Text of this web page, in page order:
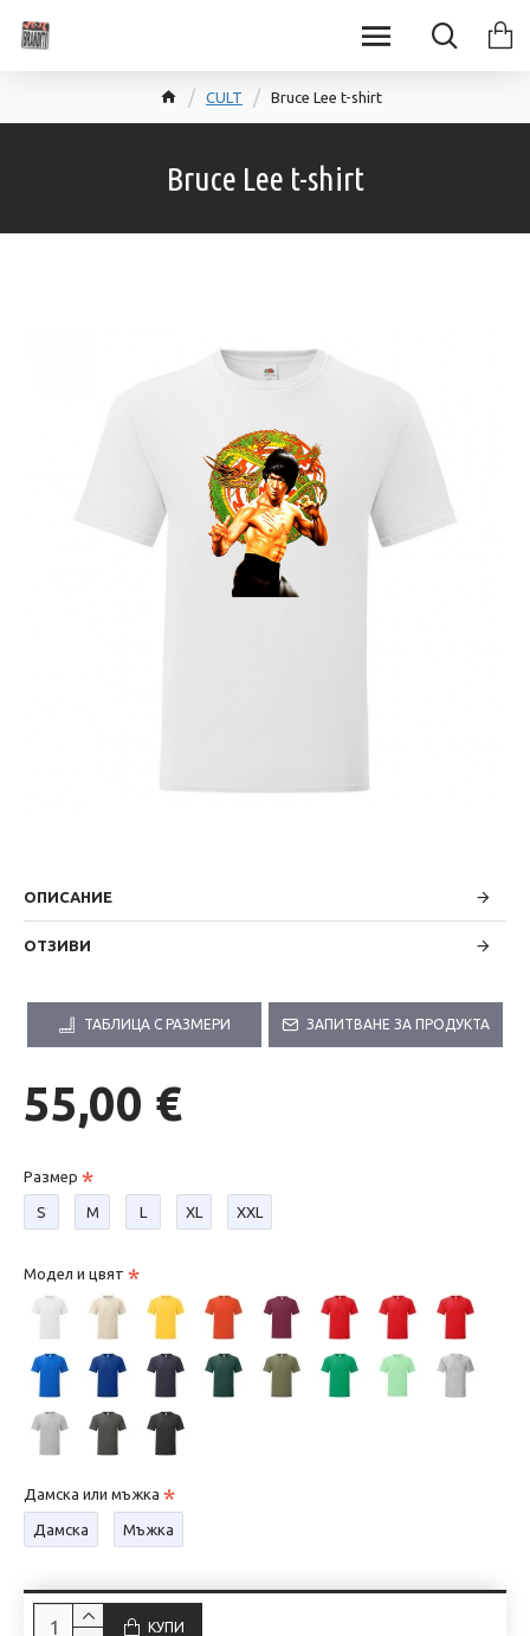
CULT Bruce Lee t-shirt
Bruce Lee t-shirt
ОПИСАНИЕ
ОТЗИВИ
ТАБЛИЦА С РАЗМЕРИ ЗАПИТВАНЕ ЗА ПРОДУКТА
55,00 €
Размер
S М L XL XXL
Модел и цвят
Дамска или мъжка
Дамска Мъжка
КУПИ